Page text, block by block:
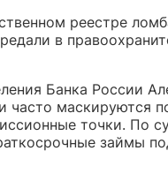
реестре
в
Банка России
часто маскируются
точки. По
займы